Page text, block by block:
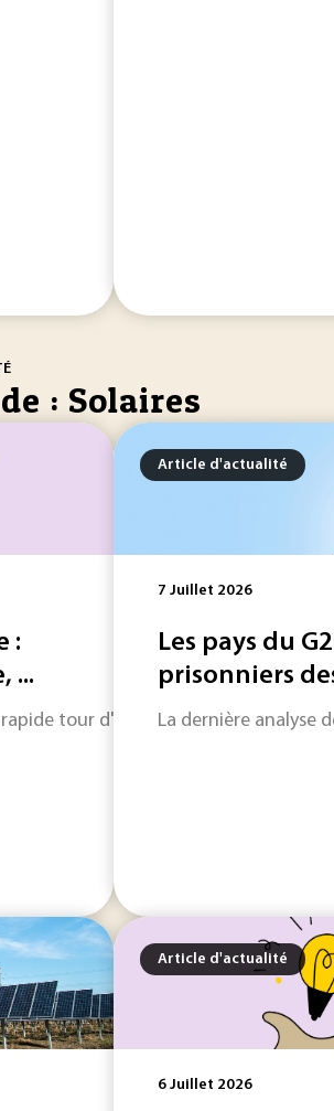
: Solaires
l'actualité industrielle dans les jours
:
...
tour d'horizon sur les
Article d'actualité
7 Juillet 2026
Les pays du
prisonniers
La dernière analyse
Article d'actualité
6 Juillet 2026